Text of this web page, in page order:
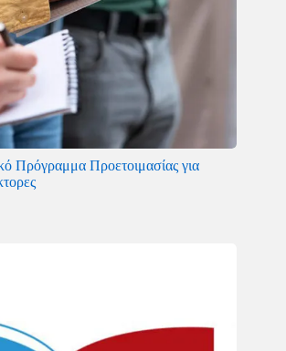
Πρόγραμμα Προετοιμασίας για